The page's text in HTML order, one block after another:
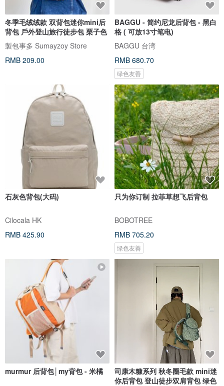
冬季毛绒绒款 双背包迷你mini后
背包 戶外登山旅行徒步包 栗子色
製包事多 Sumayzoy Store
RMB 209.00
BAGGU - 简约尼龙后背包 - 黑白
格 ( 可放13寸笔电)
BAGGU 台湾
RMB 680.70
绿色友善
石灰色背包(大码)
Cilocala HK
RMB 425.90
只为你订制 拉菲草想飞后背包
BOBOTREE
RMB 705.20
绿色友善
murmur 后背包│my背包 - 米橘
司康木糠系列 秋冬圈毛款 mini迷
你后背包 登山徒步双肩背包 绿色